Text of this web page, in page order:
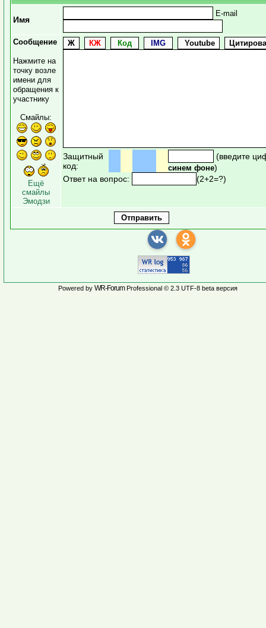
Имя
E-mail
Сообщение
Нажмите на
точку возле
имени для
обращения к
участнику
Смайлы:
Ещё
смайлы
Эмодзи
Защитный
код:
(введите
синем фоне)
Ответ на вопрос:
(2+2=?)
Powered by WR-ForumProfessional © 2.3 UTF-8 beta версия